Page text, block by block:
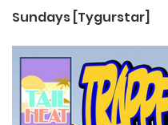
Sundays [Tygurstar]